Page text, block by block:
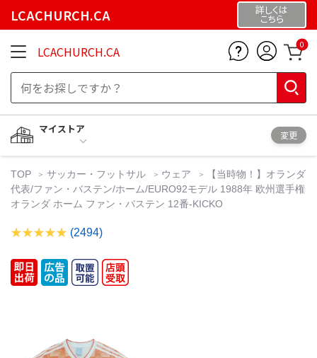
LCACHURCH.CA 詳しくは
こちら
LCACHURCH.CA 0
マイストア
変更
TOP サッカー・フットサル ウェア
【当時物！】オランダ
代表/ファン・バステン/ホーム/EURO92モデル 1988年 欧州選手権
オランダ ホーム ファン・バステン 12番-KICKO
(2494)